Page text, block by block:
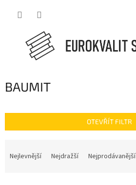
BAUMIT
OTEVŘÍT FILTR
Nejlevnější Nejdražší Nejprodávanější